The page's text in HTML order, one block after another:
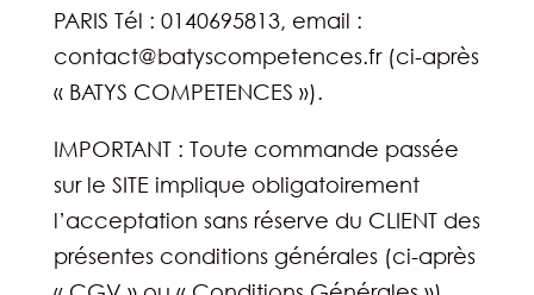
PARIS Tél : 0140695813, email :
contact@batyscompetences.fr (ci-après
« BATYS COMPETENCES »).
IMPORTANT : Toute commande passée
sur le SITE implique obligatoirement
l’acceptation sans réserve du CLIENT des
présentes conditions générales (ci-après